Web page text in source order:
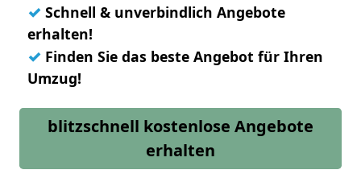
✓ Schnell & unverbindlich Angebote
erhalten!
✓ Finden Sie das beste Angebot für Ihren
Umzug!
blitzschnell kostenlose Angebote
erhalten